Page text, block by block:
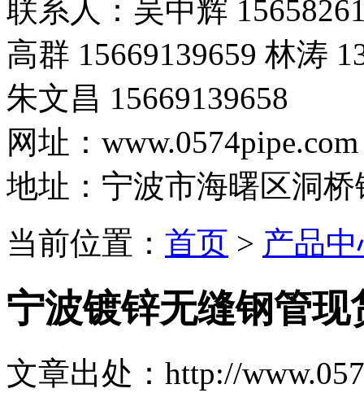
联系人：吴中辉
高群 15669139659 林涛
朱文昌 15669139658
网址：www.0574pipe.com
地址：宁波市海曙区洞
当前位置： 首页 > 产品
宁波镀锌无缝钢管现
文章出处：http://